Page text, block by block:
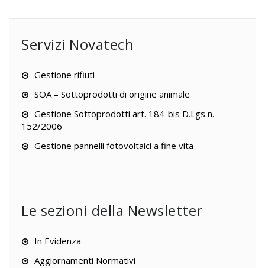
Servizi Novatech
Gestione rifiuti
SOA – Sottoprodotti di origine animale
Gestione Sottoprodotti art. 184-bis D.Lgs n.
152/2006
Gestione pannelli fotovoltaici a fine vita
Le sezioni della Newsletter
In Evidenza
Aggiornamenti Normativi